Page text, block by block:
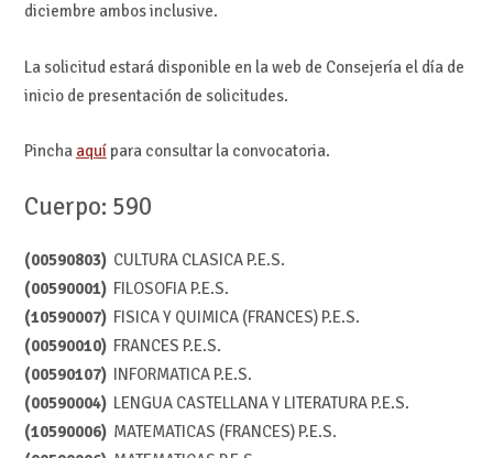
diciembre ambos inclusive.
La solicitud estará disponible en la web de Consejería el día de
inicio de presentación de solicitudes.
Pincha aquípara consultar la convocatoria.
Cuerpo: 590
(00590803) CULTURA CLASICA P.E.S.
(00590001) FILOSOFIA P.E.S.
(10590007) FISICA Y QUIMICA (FRANCES) P.E.S.
(00590010) FRANCES P.E.S.
(00590107) INFORMATICA P.E.S.
(00590004) LENGUA CASTELLANA Y LITERATURA P.E.S.
(10590006) MATEMATICAS (FRANCES) P.E.S.